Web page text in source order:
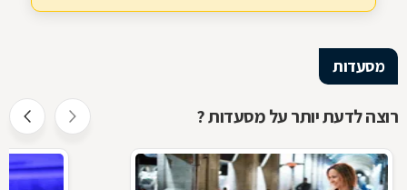
מסעדות
רוצה לדעת יותר על מסעדות ?